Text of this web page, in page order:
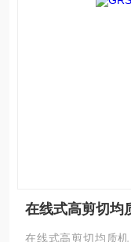
在线式高剪切均
在线式高剪切均质